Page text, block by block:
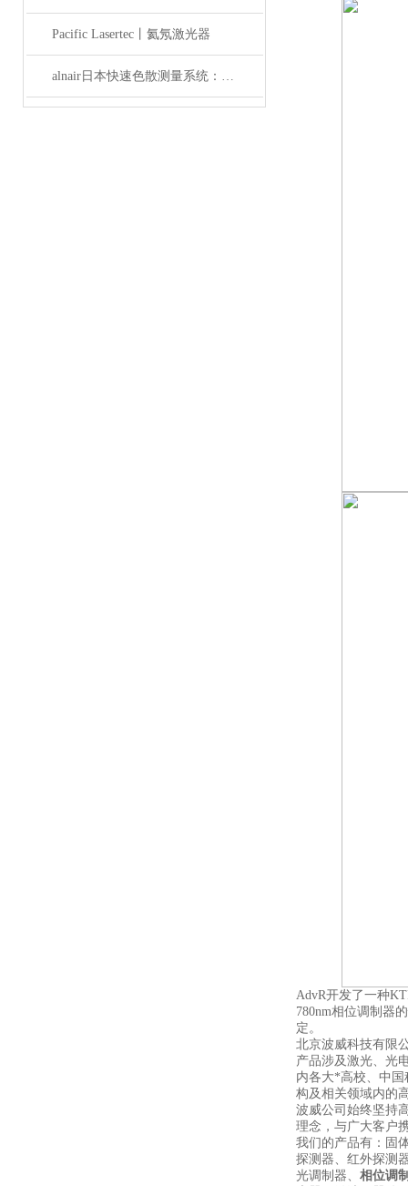
Pacific Lasertec丨氦氖激光器
alnair日本快速色散测量系统：精准捕捉光学世界的瞬息万变
AdvR开发了一种
780nm相位调制器
定。
北京波威科技有限
产品涉及激光、光
内各大*高校、中
构及相关领域内的
波威公司始终坚持
理念，与广大客户
我们的产品有：固
探测器、红外探测
光调制器、 相位调